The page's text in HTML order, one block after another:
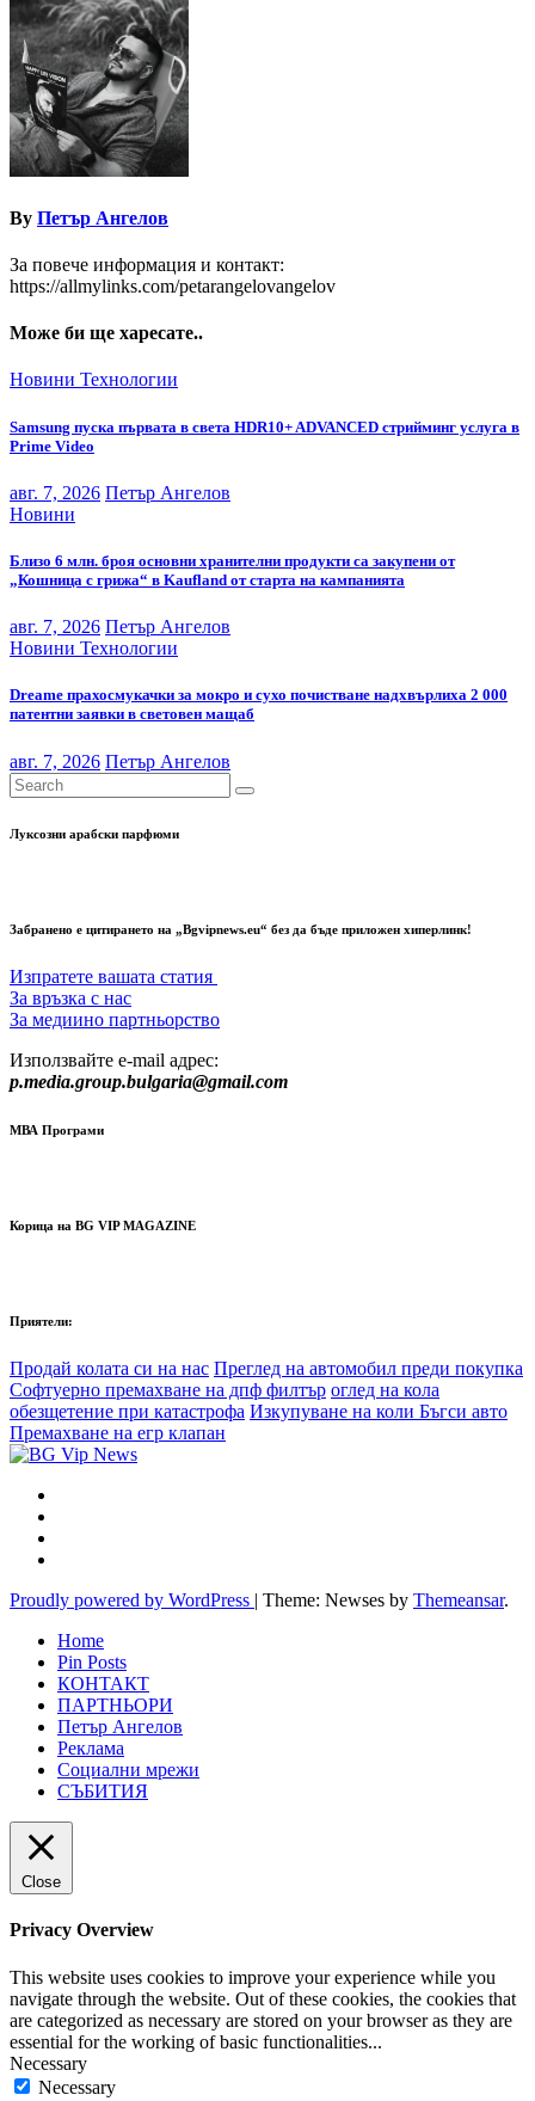
By Петър Ангелов
За повече информация и контакт:
https://allmylinks.com/petarangelovangelov
Може би ще харесате..
Новини Технологии
Samsung пуска първата в света HDR10+ ADVANCED стрийминг услуга в
Prime Video
авг. 7, 2026 Петър Ангелов
Новини
Близо 6 млн. броя основни хранителни продукти са закупени от
„Кошница с грижа“ в Kaufland от старта на кампанията
авг. 7, 2026 Петър Ангелов
Новини Технологии
Dreame прахосмукачки за мокро и сухо почистване надхвърлиха 2 000
патентни заявки в световен мащаб
авг. 7, 2026 Петър Ангелов
Луксозни арабски парфюми
Забранено е цитирането на „Bgvipnews.eu“ без да бъде приложен хиперлинк!
Изпратете вашата статия
За връзка с нас
За медиино партньорство
Използвайте e-mail адрес:
p.media.group.bulgaria@gmail.com
МВА Програми
Корица на BG VIP MAGAZINE
Приятели:
Продай колата си на нас Преглед на автомобил преди покупка
Софтуерно премахване на дпф филтър оглед на кола
обезщетение при катастрофа Изкупуване на коли Бъгси авто
Премахване на егр клапан
Proudly powered by WordPress | Theme: Newses by Themeansar.
Home
Pin Posts
КОНТАКТ
ПАРТНЬОРИ
Петър Ангелов
Реклама
Социални мрежи
СЪБИТИЯ
Close
Privacy Overview
This website uses cookies to improve your experience while you
navigate through the website. Out of these cookies, the cookies that
are categorized as necessary are stored on your browser as they are
essential for the working of basic functionalities...
Necessary
Necessary